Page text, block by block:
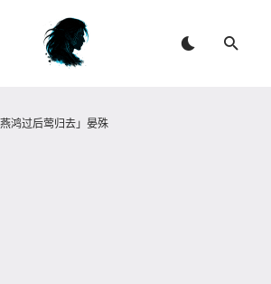
燕鸿过后莺归去」晏殊